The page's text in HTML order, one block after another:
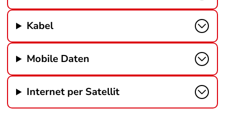
Kabel
Mobile Daten
Internet per Satellit